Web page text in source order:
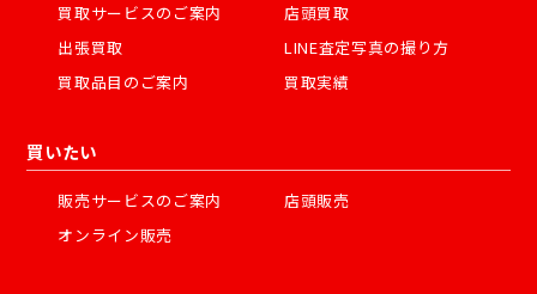
買取サービスのご案内
店頭買取
出張買取
LINE査定写真の撮り方
買取品目のご案内
買取実績
買いたい
販売サービスのご案内
店頭販売
オンライン販売